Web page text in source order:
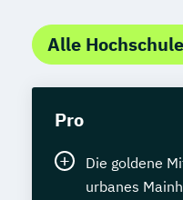
Alle
Pro
Die goldene
urbanes